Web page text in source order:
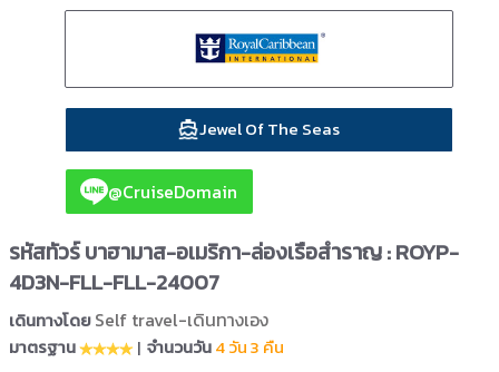
Jewel Of The Seas
@CruiseDomain
รหัสทัวร์ บาฮามาส-อเมริกา-ล่องเรือสำราญ : ROYP-
4D3N-FLL-FLL-24007
เดินทางโดยSelf travel-เดินทางเอง
มาตรฐาน | จำนวนวัน4 วัน 3 คืน